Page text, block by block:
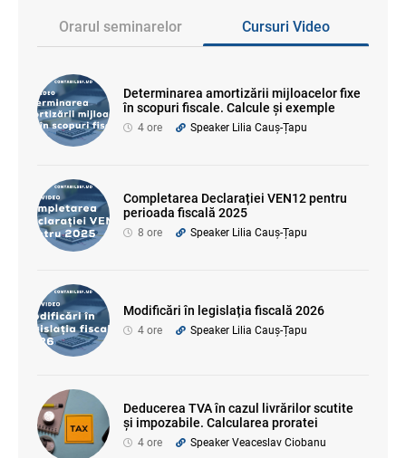
Orarul seminarelor Cursuri Video
Determinarea amortizării mijloacelor fixe
în scopuri fiscale. Calcule și exemple
4 ore Speaker Lilia Cauș-Țapu
Completarea Declarației VEN12 pentru
perioada fiscală 2025
8 ore Speaker Lilia Cauș-Țapu
Modificări în legislația fiscală 2026
4 ore Speaker Lilia Cauș-Țapu
Deducerea TVA în cazul livrărilor scutite
și impozabile. Calcularea proratei
4 ore Speaker Veaceslav Ciobanu